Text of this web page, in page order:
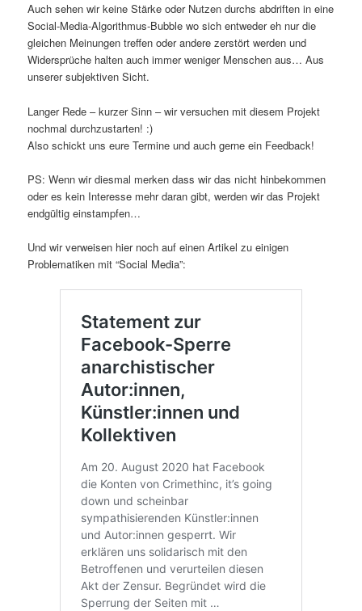
Auch sehen wir keine Stärke oder Nutzen durchs abdriften in eine
Social-Media-Algorithmus-Bubble wo sich entweder eh nur die
gleichen Meinungen treffen oder andere zerstört werden und
Widersprüche halten auch immer weniger Menschen aus… Aus
unserer subjektiven Sicht.
Langer Rede – kurzer Sinn – wir versuchen mit diesem Projekt
nochmal durchzustarten! :)
Also schickt uns eure Termine und auch gerne ein Feedback!
PS: Wenn wir diesmal merken dass wir das nicht hinbekommen
oder es kein Interesse mehr daran gibt, werden wir das Projekt
endgültig einstampfen…
Und wir verweisen hier noch auf einen Artikel zu einigen
Problematiken mit “Social Media”: